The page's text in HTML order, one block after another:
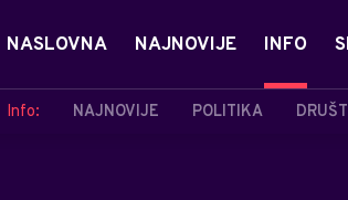
NASLOVNA NAJNOVIJE INFO
Info: NAJNOVIJE POLITIKA